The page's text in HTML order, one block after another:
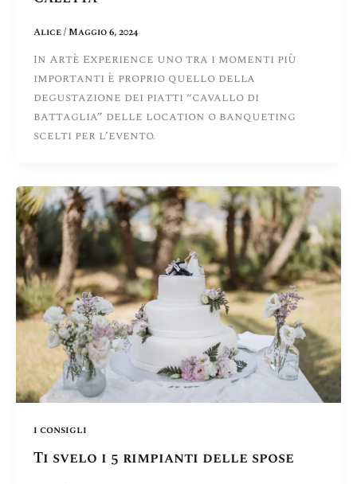
Alice/Maggio 6, 2024
In Artè Experience uno tra i momenti più
importanti è proprio quello della
degustazione dei piatti “cavallo di
battaglia” delle location o banqueting
scelti per l’evento.
i consigli
Ti svelo i 5 rimpianti delle spose